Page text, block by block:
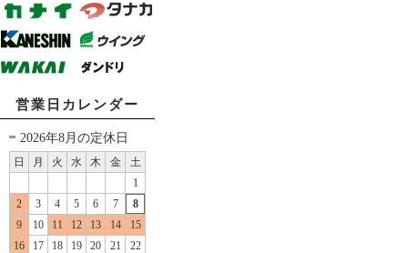
営業日カレンダー
2026年8月の定休日
日 月 火 水 木 金
土
1
2
3 4 5 6 7
8
9
10 11 12 13 14
15
16
17 18 19 20 21
22